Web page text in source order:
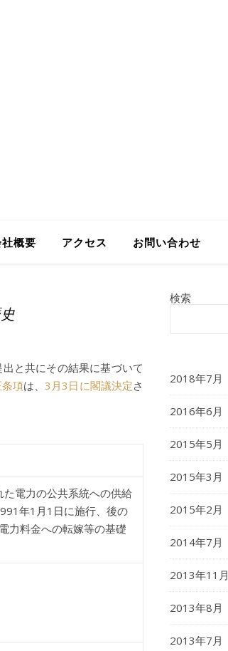
概要 アクセス お問い合わせ
と共にその結果に基づいて
項は、3月3日に閣議決定さ
電力の公共系統への供給
年1月1日に施行、後の
力料金への転嫁等の基礎
検索
2018年7月
2016年6月
2015年5月
2015年3月
2015年2月
2014年7月
2013年11月
2013年8月
2013年7月